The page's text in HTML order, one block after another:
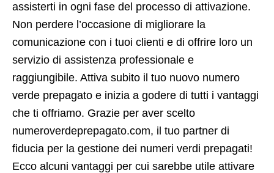
assisterti in ogni fase del processo di attivazione.
Non perdere l’occasione di migliorare la
comunicazione con i tuoi clienti e di offrire loro un
servizio di assistenza professionale e
raggiungibile. Attiva subito il tuo nuovo numero
verde prepagato e inizia a godere di tutti i vantaggi
che ti offriamo. Grazie per aver scelto
numeroverdeprepagato.com, il tuo partner di
fiducia per la gestione dei numeri verdi prepagati!
Ecco alcuni vantaggi per cui sarebbe utile attivare